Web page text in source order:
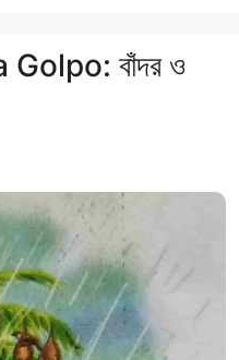
বাঁদর ও